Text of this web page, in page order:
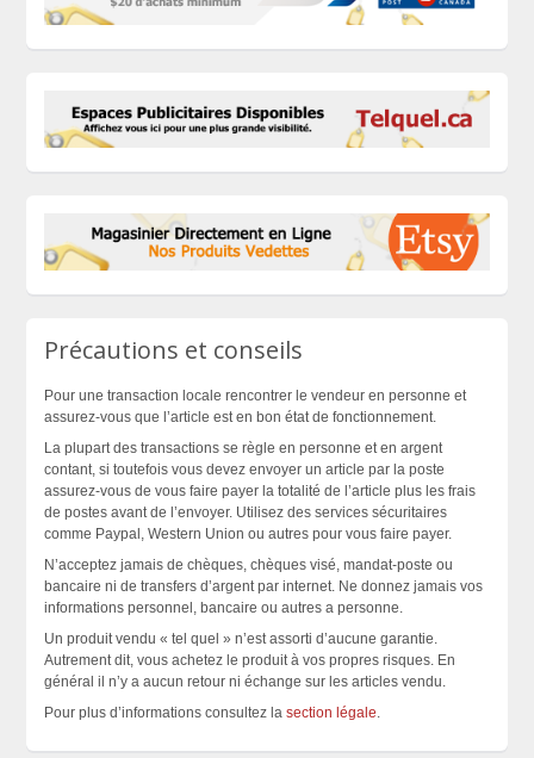
Précautions et conseils
Pour une transaction locale rencontrer le vendeur en personne et
assurez-vous que l’article est en bon état de fonctionnement.
La plupart des transactions se règle en personne et en argent
contant, si toutefois vous devez envoyer un article par la poste
assurez-vous de vous faire payer la totalité de l’article plus les frais
de postes avant de l’envoyer. Utilisez des services sécuritaires
comme Paypal, Western Union ou autres pour vous faire payer.
N’acceptez jamais de chèques, chèques visé, mandat-poste ou
bancaire ni de transfers d’argent par internet. Ne donnez jamais vos
informations personnel, bancaire ou autres a personne.
Un produit vendu « tel quel » n’est assorti d’aucune garantie.
Autrement dit, vous achetez le produit à vos propres risques. En
général il n’y a aucun retour ni échange sur les articles vendu.
Pour plus d’informations consultez lasection légale